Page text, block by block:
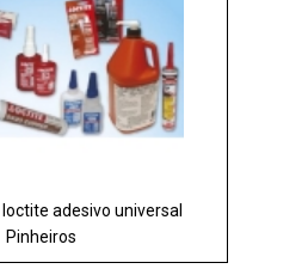
adesivo universal
Pinheiros